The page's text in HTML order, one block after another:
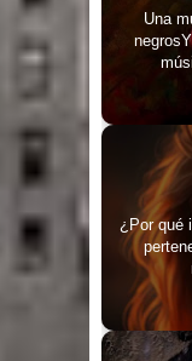
Una
¿Por qué